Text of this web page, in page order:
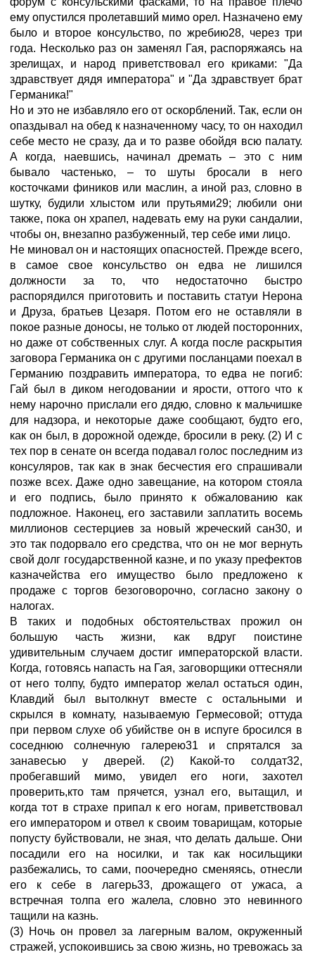
ему опустился пролетавший мимо орел. Назначено ему
было и второе консульство, по жребию28, через три
года. Несколько раз он заменял Гая, распоряжаясь на
зрелищах, и народ приветствовал его криками: "Да
здравствует дядя императора" и "Да здравствует брат
Германика!"
Но и это не избавляло его от оскорблений. Так, если он
опаздывал на обед к назначенному часу, то он находил
себе место не сразу, да и то разве обойдя всю палату.
А когда, наевшись, начинал дремать – это с ним
бывало частенько, – то шуты бросали в него
косточками фиников или маслин, а иной раз, словно в
шутку, будили хлыстом или прутьями29; любили они
также, пока он храпел, надевать ему на руки сандалии,
чтобы он, внезапно разбуженный, тер себе ими лицо.
Не миновал он и настоящих опасностей. Прежде всего,
в самое свое консульство он едва не лишился
должности за то, что недостаточно быстро
распорядился приготовить и поставить статуи Нерона
и Друза, братьев Цезаря. Потом его не оставляли в
покое разные доносы, не только от людей посторонних,
но даже от собственных слуг. А когда после раскрытия
заговора Германика он с другими посланцами поехал в
Германию поздравить императора, то едва не погиб:
Гай был в диком негодовании и ярости, оттого что к
нему нарочно прислали его дядю, словно к мальчишке
для надзора, и некоторые даже сообщают, будто его,
как он был, в дорожной одежде, бросили в реку. (2) И с
тех пор в сенате он всегда подавал голос последним из
консуляров, так как в знак бесчестия его спрашивали
позже всех. Даже одно завещание, на котором стояла
и его подпись, было принято к обжалованию как
подложное. Наконец, его заставили заплатить восемь
миллионов сестерциев за новый жреческий сан30, и
это так подорвало его средства, что он не мог вернуть
свой долг государственной казне, и по указу префектов
казначейства его имущество было предложено к
продаже с торгов безоговорочно, согласно закону о
налогах.
В таких и подобных обстоятельствах прожил он
большую часть жизни, как вдруг поистине
удивительным случаем достиг императорской власти.
Когда, готовясь напасть на Гая, заговорщики оттесняли
от него толпу, будто император желал остаться один,
Клавдий был вытолкнут вместе с остальными и
скрылся в комнату, называемую Гермесовой; оттуда
при первом слухе об убийстве он в испуге бросился в
соседнюю солнечную галерею31 и спрятался за
занавесью у дверей. (2) Какой-то солдат32,
пробегавший мимо, увидел его ноги, захотел
проверить,кто там прячется, узнал его, вытащил, и
когда тот в страхе припал к его ногам, приветствовал
его императором и отвел к своим товарищам, которые
попусту буйствовали, не зная, что делать дальше. Они
посадили его на носилки, и так как носильщики
разбежались, то сами, поочередно сменяясь, отнесли
его к себе в лагерь33, дрожащего от ужаса, а
встречная толпа его жалела, словно это невинного
тащили на казнь.
(3) Ночь он провел за лагерным валом, окруженный
стражей, успокоившись за свою жизнь, но тревожась за